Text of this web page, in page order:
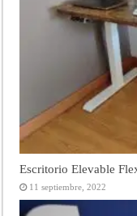
Escritorio Elevable
11 septiembre, 2022